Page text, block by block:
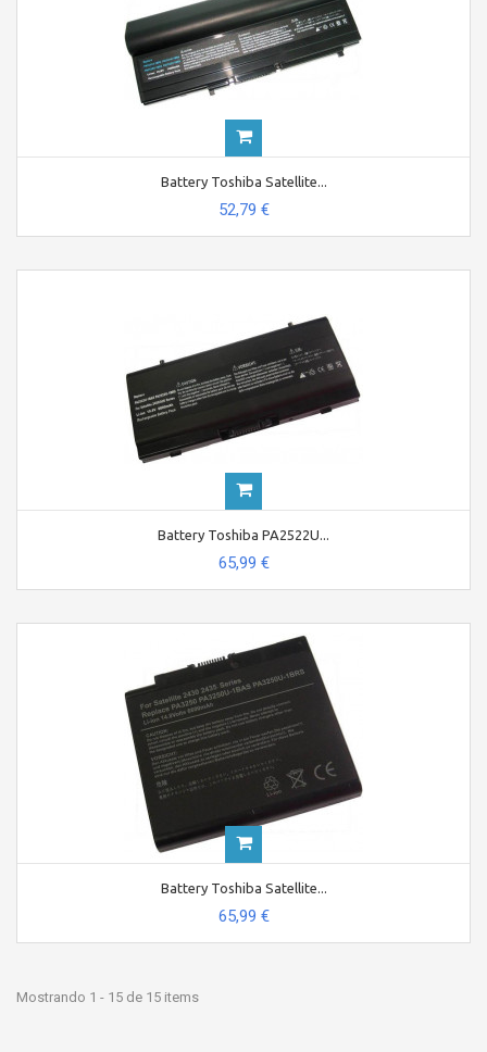
Battery Toshiba Satellite...
52,79 €
Battery Toshiba PA2522U...
65,99 €
Battery Toshiba Satellite...
65,99 €
Mostrando 1 - 15 de 15 items